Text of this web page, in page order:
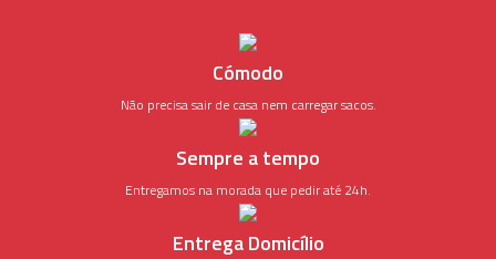
Cómodo
Não precisa sair de casa nem carregar sacos.
Sempre a tempo
Entregamos na morada que pedir até 24h.
Entrega Domicílio